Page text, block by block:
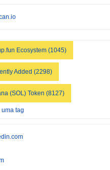
Ecosystem (1045)
Added (2298)
(SOL) Token (8127)
tag